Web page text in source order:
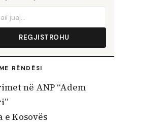
REGJISTROHU
RËNDËSI
në ANP “Adem
e Kosovës